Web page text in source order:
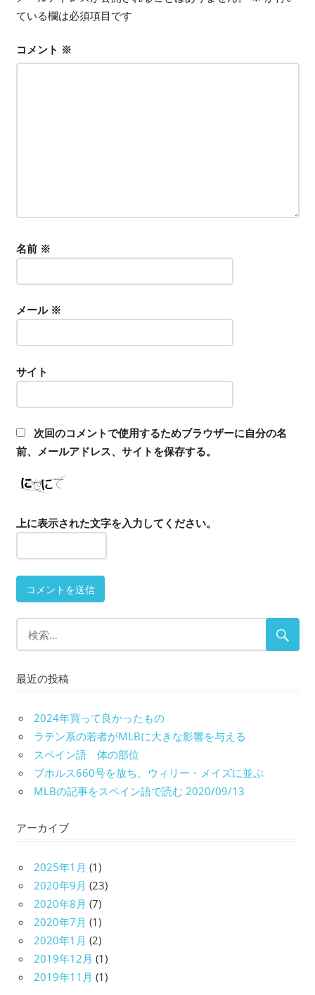
ゲ
ー
シ
ている欄は必須項目です
コメント ※
名前 ※
メール ※
サイト
次回のコメントで使用するためブラウザーに自分の名
前、メールアドレス、サイトを保存する。
上に表示された文字を入力してください。
最近の投稿
2024年買って良かったもの
ラテン系の若者がMLBに大きな影響を与える
スペイン語 体の部位
プホルス660号を放ち、ウィリー・メイズに並ぶ
MLBの記事をスペイン語で読む 2020/09/13
アーカイブ
2025年1月 (1)
2020年9月 (23)
2020年8月 (7)
2020年7月 (1)
2020年1月 (2)
2019年12月 (1)
2019年11月 (1)